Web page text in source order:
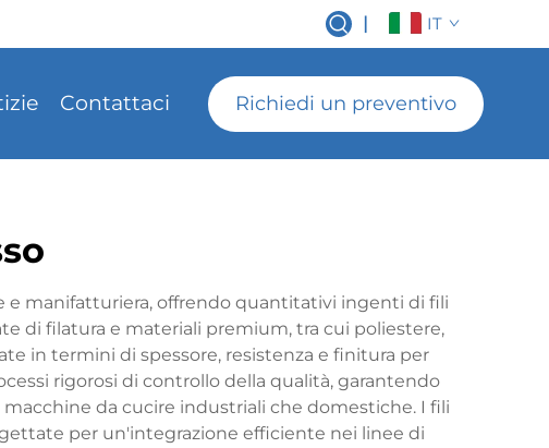
| IT
Contattaci Richiedi un preventivo
e manifatturiera, offrendo quantitativi ingenti di fili
di filatura e materiali premium, tra cui poliestere,
in termini di spessore, resistenza e finitura per
rigorosi di controllo della qualità, garantendo
da cucire industriali che domestiche. I fili
per un'integrazione efficiente nei linee di